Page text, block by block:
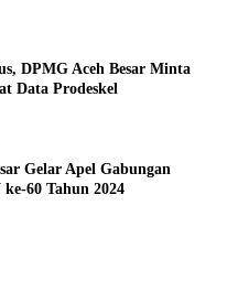
DPMG Aceh Besar Minta
Data Prodeskel
Gelar Apel Gabungan
60 Tahun 2024